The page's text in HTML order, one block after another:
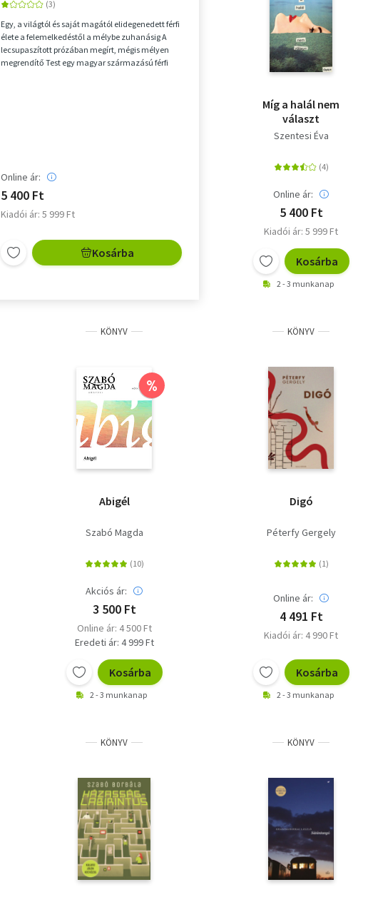
Egy, a világtól és saját magától elidegenedett férfi
élete a felemelkedéstől a mélybe zuhanásig A
lecsupaszított prózában megírt, mégis mélyen
megrendítő Test egy magyar származású férfi
Online ár:
5 400 Ft
Kiadói ár: 5 999 Ft
Kosárba
Míg a halál nem
választ
Szentesi Éva
Online ár:
5 400 Ft
Kiadói ár: 5 999 Ft
Kosárba
2 - 3 munkanap
KÖNYV
%
Abigél
Szabó Magda
Akciós ár:
3 500 Ft
Online ár: 4 500 Ft
Eredeti ár: 4 999 Ft
Kosárba
2 - 3 munkanap
KÖNYV
Digó
Péterfy Gergely
Online ár:
4 491 Ft
Kiadói ár: 4 990 Ft
Kosárba
2 - 3 munkanap
KÖNYV KÖNYV